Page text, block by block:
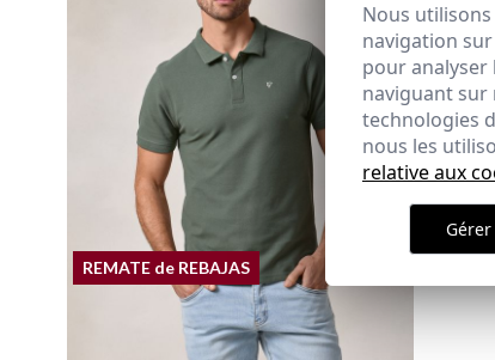
REMATE de REBAJAS
Nous
navigation
pour analyser
naviguant sur
technologies
nous les
relative aux
Gérer